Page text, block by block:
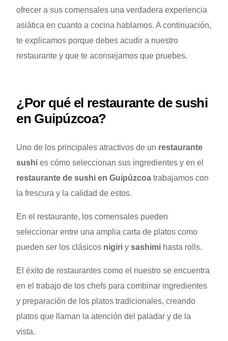
ofrecer a sus comensales una verdadera experiencia
asiática en cuanto a cocina hablamos. A continuación,
te explicamos porque debes acudir a nuestro
restaurante y que te aconsejamos que pruebes.
¿Por qué el restaurante de sushi
en Guipúzcoa?
Uno de los principales atractivos de un restaurante
sushi es cómo seleccionan sus ingredientes y en el
restaurante de sushi en Guipúzcoa trabajamos con
la frescura y la calidad de estos.
En el restaurante, los comensales pueden
seleccionar entre una amplia carta de platos como
pueden ser los clásicos nigiri ysashimi hasta rolls.
El éxito de restaurantes como el nuestro se encuentra
en el trabajo de los chefs para combinar ingredientes
y preparación de los platos tradicionales, creando
platos que llaman la atención del paladar y de la
vista.